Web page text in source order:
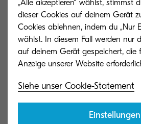
Qualität der Leistungen freut
dass sich die kontinuierliche
Fortbildung bei unseren
auszahlt“, sagt Erik Kaffine,
Technical Support.
Pressematerial
„Alle akzeptieren“ wählst, stimmst
dieser Cookies auf deinem Gerät
Cookies ablehnen, indem du „Nur
wählst. In diesem Fall werden nur
auf deinem Gerät gespeichert, die
Siehe unser Cookie-Statement
Einstellungen